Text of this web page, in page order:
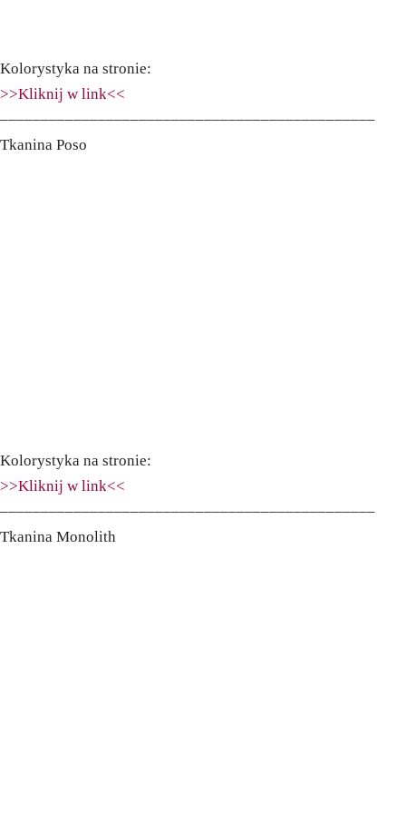
Kolorystyka na stronie:
>>Kliknij w link<<
––––––––––––––––––––––––––––––––––––––––––––––
Tkanina Poso
Kolorystyka na stronie:
>>Kliknij w link<<
––––––––––––––––––––––––––––––––––––––––––––––
Tkanina Monolith